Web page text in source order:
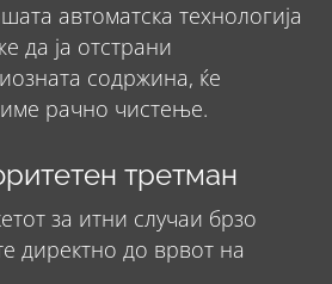
автоматска технологија
да ја отстрани
содржина, ќе
рачно чистење.
третман
за итни случаи брзо
директно до врвот на